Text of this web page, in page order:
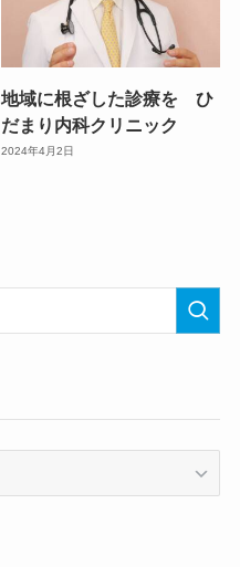
地域に根ざした診療を ひ
だまり内科クリニック
2024年4月2日